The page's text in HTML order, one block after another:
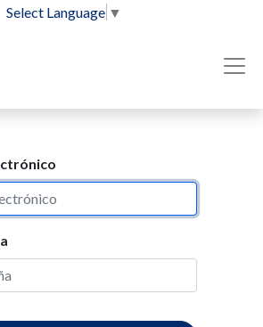
Select Language ▼